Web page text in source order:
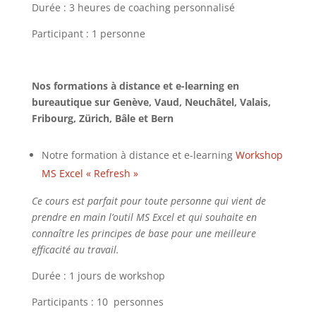
Durée : 3 heures de coaching personnalisé
Participant : 1 personne
Nos formations à distance et e-learning en
bureautique sur Genève, Vaud, Neuchâtel, Valais,
Fribourg, Zürich, Bâle et Bern
Notre formation à distance et e-learning Workshop
MS Excel « Refresh »
Ce cours est parfait pour toute personne qui vient de
prendre en main l’outil MS Excel et qui souhaite en
connaître les principes de base pour une meilleure
efficacité au travail.
Durée : 1 jours de workshop
Participants : 10 personnes